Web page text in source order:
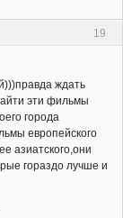
19
ждать
эти фильмы
города
европейского
азиатского,они
гораздо лучше и